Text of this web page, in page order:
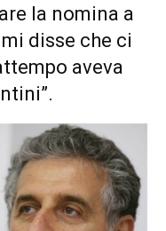
la nomina a
disse che ci
aveva